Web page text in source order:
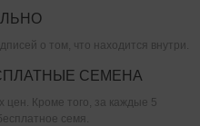
о том, что находится внутри.
СЕМЕНА
цен. Кроме того, за каждые 5
семя.